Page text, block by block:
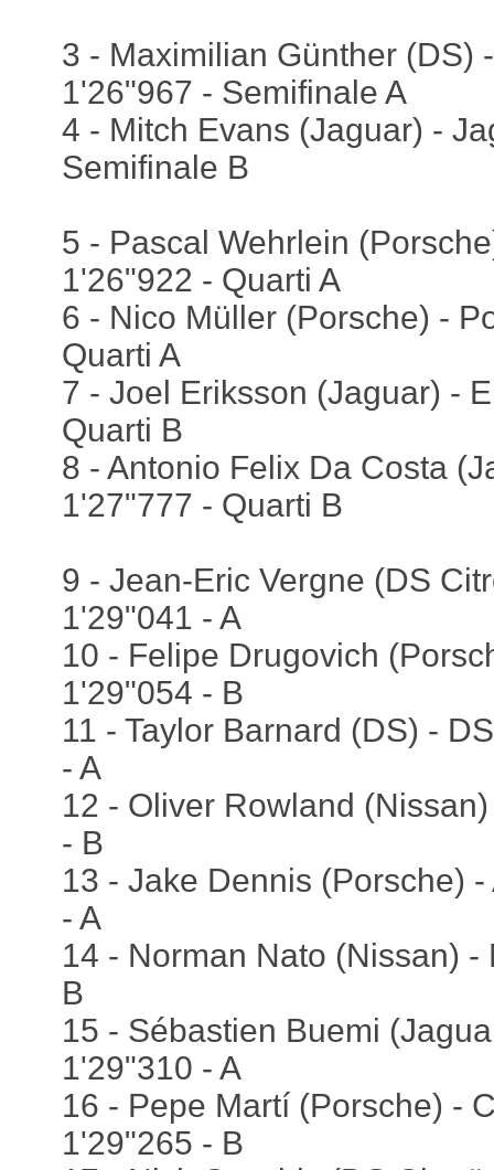
3 - Maximilian Günther (DS)
1'26"967 - Semifinale A
4 - Mitch Evans (Jaguar) -
Semifinale B
5 - Pascal Wehrlein
1'26"922 - Quarti A
6 - Nico Müller (Porsche) -
Quarti A
7 - Joel Eriksson (Jaguar) -
Quarti B
8 - Antonio Felix Da Costa
1'27"777 - Quarti B
9 - Jean-Eric Vergne (DS
1'29"041 - A
10 - Felipe Drugovich
1'29"054 - B
11 - Taylor Barnard (DS) -
- A
12 - Oliver Rowland
- B
13 - Jake Dennis (Porsche)
- A
14 - Norman Nato (Nissan)
B
15 - Sébastien Buemi
1'29"310 - A
16 - Pepe Martí (Porsche) -
1'29"265 - B